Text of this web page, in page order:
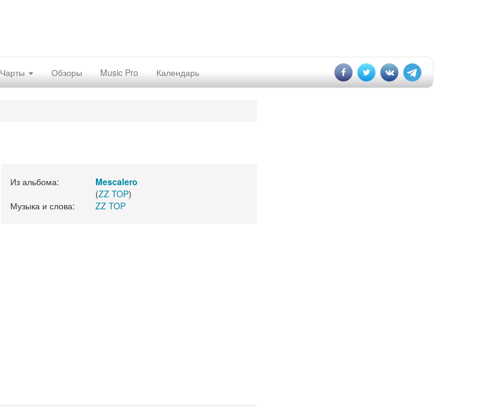
Чарты Обзоры Music Pro Календарь
Из альбома:
Mescalero
(ZZ TOP)
Музыка и слова:
ZZ TOP